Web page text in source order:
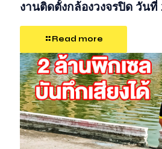
งานติดตั้งกล้องวงจรปิด วันที่
Read more